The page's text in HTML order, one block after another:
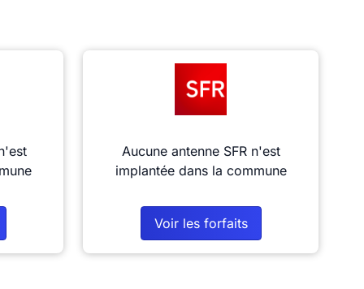
Aucune antenne SFR n'est
implantée dans la commune
Voir les forfaits